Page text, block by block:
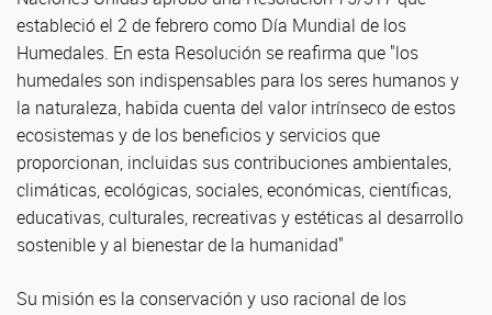
estableció el 2 de febrero como Día Mundial de los
Humedales. En esta Resolución se reafirma que "los
humedales son indispensables para los seres humanos y
la naturaleza, habida cuenta del valor intrínseco de estos
ecosistemas y de los beneficios y servicios que
proporcionan, incluidas sus contribuciones ambientales,
climáticas, ecológicas, sociales, económicas, científicas,
educativas, culturales, recreativas y estéticas al desarrollo
sostenible y al bienestar de la humanidad"
Su misión es la conservación y uso racional de los